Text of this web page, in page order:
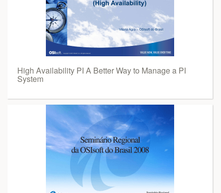
High Availability PI A Better Way to Manage a PI
System